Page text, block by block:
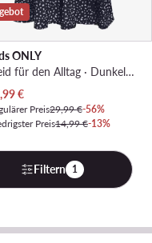
ONLY
Kleid für den Alltag · Dunkelblau
Preis
€
Preis29,99 €-56%
Preis14,99 €-13%
Filtern 1